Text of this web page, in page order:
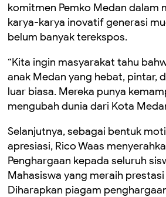
komitmen Pemko Medan dalam
karya-karya inovatif generasi
belum banyak terekspos.
“Kita ingin masyarakat tahu
anak Medan yang hebat, pintar,
luar biasa. Mereka punya
mengubah dunia dari Kota
Selanjutnya, sebagai bentuk
apresiasi, Rico Waas
Penghargaan kepada seluruh
Mahasiswa yang meraih
Diharapkan piagam